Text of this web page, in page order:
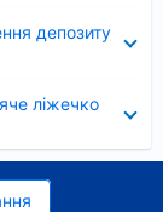
депозиту
ліжечко